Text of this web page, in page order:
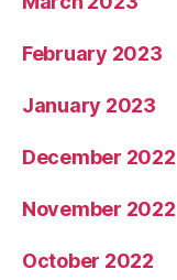
February 2023
January 2023
December 2022
November 2022
October 2022